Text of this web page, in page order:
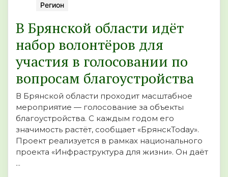
Регион
В Брянской области идёт
набор волонтёров для
участия в голосовании по
вопросам благоустройства
В Брянской области проходит масштабное
мероприятие — голосование за объекты
благоустройства. С каждым годом его
значимость растёт, сообщает «БрянскToday».
Проект реализуется в рамках национального
проекта «Инфраструктура для жизни». Он даёт
...